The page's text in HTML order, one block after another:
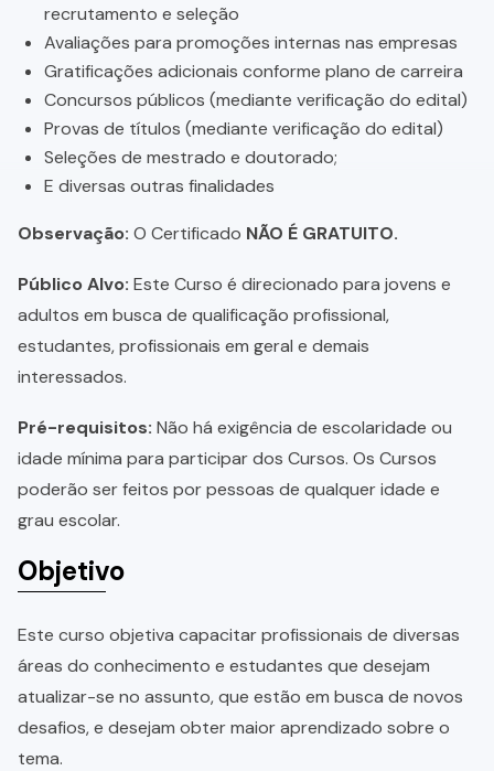
recrutamento e seleção
Avaliações para promoções internas nas empresas
Gratificações adicionais conforme plano de carreira
Concursos públicos (mediante verificação do edital)
Provas de títulos (mediante verificação do edital)
Seleções de mestrado e doutorado;
E diversas outras finalidades
Observação: O Certificado NÃO É GRATUITO.
Público Alvo: Este Curso é direcionado para jovens e
adultos em busca de qualificação profissional,
estudantes, profissionais em geral e demais
interessados.
Pré-requisitos: Não há exigência de escolaridade ou
idade mínima para participar dos Cursos. Os Cursos
poderão ser feitos por pessoas de qualquer idade e
grau escolar.
Objetivo
Este curso objetiva capacitar profissionais de diversas
áreas do conhecimento e estudantes que desejam
atualizar-se no assunto, que estão em busca de novos
desafios, e desejam obter maior aprendizado sobre o
tema.